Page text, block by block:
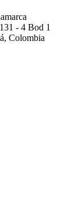
- 4 Bod 1
Colombia